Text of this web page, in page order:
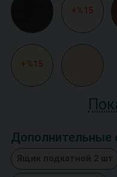
+%15
+%15
Дополнительные
Ящик подкатной 2 шт